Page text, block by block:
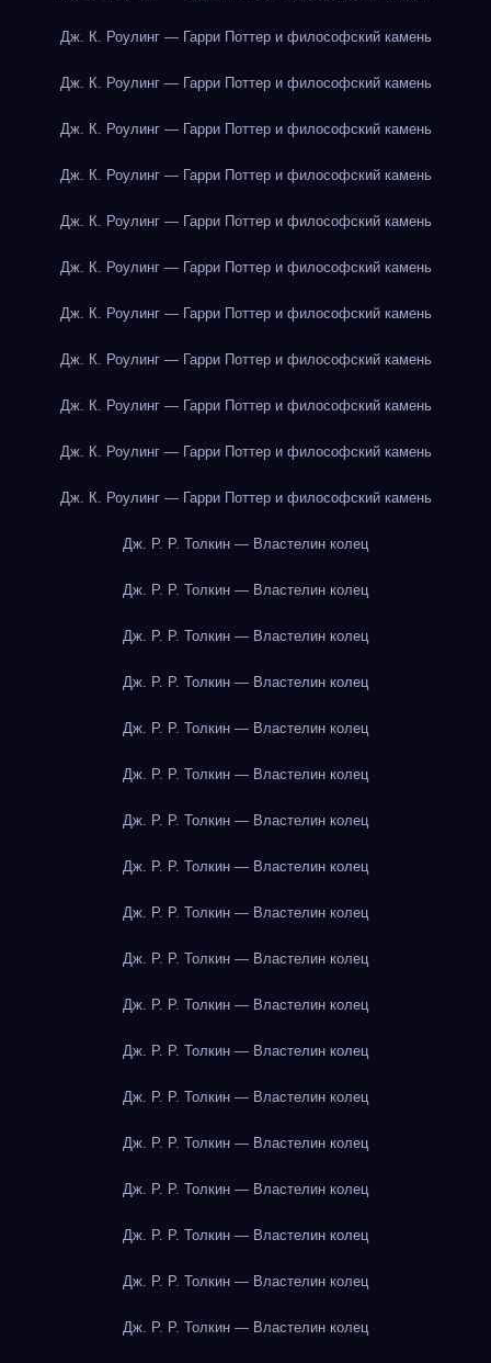
Дж. К. Роулинг — Гарри Поттер и философский камень
Дж. К. Роулинг — Гарри Поттер и философский камень
Дж. К. Роулинг — Гарри Поттер и философский камень
Дж. К. Роулинг — Гарри Поттер и философский камень
Дж. К. Роулинг — Гарри Поттер и философский камень
Дж. К. Роулинг — Гарри Поттер и философский камень
Дж. К. Роулинг — Гарри Поттер и философский камень
Дж. К. Роулинг — Гарри Поттер и философский камень
Дж. К. Роулинг — Гарри Поттер и философский камень
Дж. К. Роулинг — Гарри Поттер и философский камень
Дж. К. Роулинг — Гарри Поттер и философский камень
Дж. Р. Р. Толкин — Властелин колец
Дж. Р. Р. Толкин — Властелин колец
Дж. Р. Р. Толкин — Властелин колец
Дж. Р. Р. Толкин — Властелин колец
Дж. Р. Р. Толкин — Властелин колец
Дж. Р. Р. Толкин — Властелин колец
Дж. Р. Р. Толкин — Властелин колец
Дж. Р. Р. Толкин — Властелин колец
Дж. Р. Р. Толкин — Властелин колец
Дж. Р. Р. Толкин — Властелин колец
Дж. Р. Р. Толкин — Властелин колец
Дж. Р. Р. Толкин — Властелин колец
Дж. Р. Р. Толкин — Властелин колец
Дж. Р. Р. Толкин — Властелин колец
Дж. Р. Р. Толкин — Властелин колец
Дж. Р. Р. Толкин — Властелин колец
Дж. Р. Р. Толкин — Властелин колец
Дж. Р. Р. Толкин — Властелин колец